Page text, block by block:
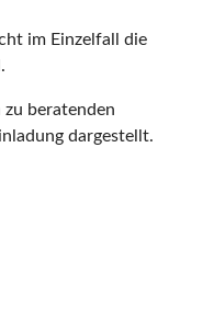
im Einzelfall die
beratenden
dargestellt.